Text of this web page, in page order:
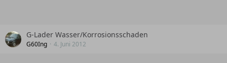
G-Lader Wasser/Korrosionsschaden
G60Ing 4. Juni 2012